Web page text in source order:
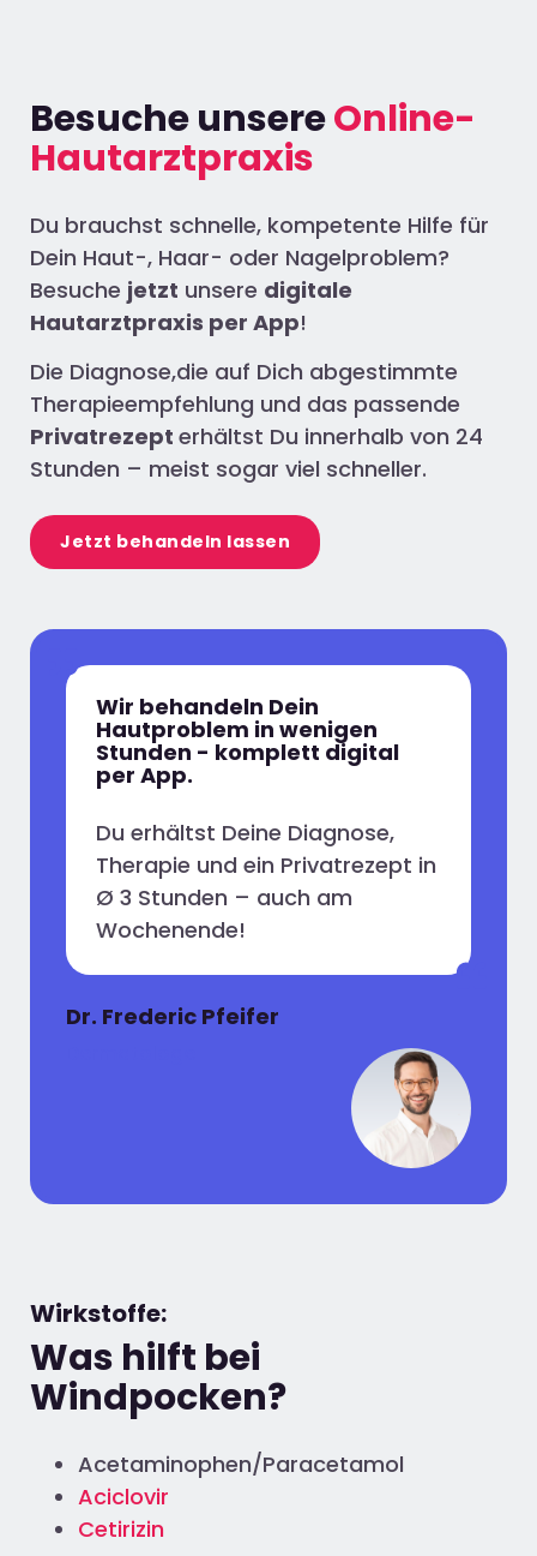
Wir behandeln Dein
Hautproblem in wenigen
Stunden - komplett digital
per App.
Du erhältst Deine Diagnose,
Therapie und ein Privatrezept in
Ø 3 Stunden – auch am
Wochenende!
Dr. Frederic Pfeifer
Besuche unsereOnline-
Hautarztpraxis
Du brauchst schnelle, kompetente Hilfe für
Dein Haut-, Haar- oder Nagelproblem?
Besuche jetzt unsere digitale
Hautarztpraxis per App!
Die Diagnose,die auf Dich abgestimmte
Therapieempfehlung und das passende
Privatrezept erhältst Du innerhalb von 24
Stunden – meist sogar viel schneller.
Jetzt behandeln lassen
Wirkstoffe:
Was hilft bei
Windpocken?
Acetaminophen/Paracetamol
Aciclovir
Cetirizin